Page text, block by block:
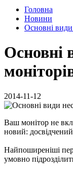
Головна
Новини
Основні види
Основні
2014-11-12
Ваш монітор не
новий:
Найпоширеніші
умовно